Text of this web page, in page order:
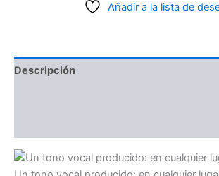
Añadir a la lista de
Descripción